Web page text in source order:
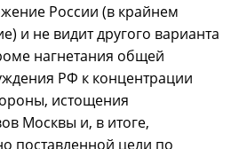
России (в крайнем
и не видит другого варианта
нагнетания общей
РФ к концентрации
истощения
Москвы и, в итоге,
поставленной цели по